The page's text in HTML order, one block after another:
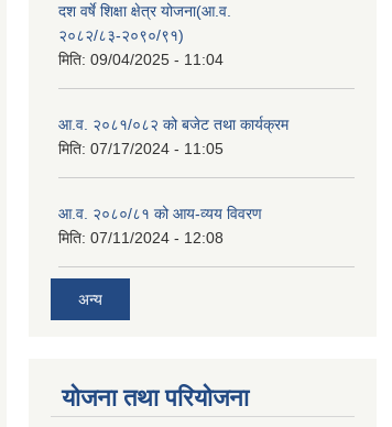
दश वर्षे शिक्षा क्षेत्र योजना(आ.व.
२०८२/८३-२०९०/९१)
मिति: 09/04/2025 - 11:04
आ.व. २०८१/०८२ को बजेट तथा कार्यक्रम
मिति: 07/17/2024 - 11:05
आ.व. २०८०/८१ को आय-व्यय विवरण
मिति: 07/11/2024 - 12:08
अन्य
योजना तथा परियोजना